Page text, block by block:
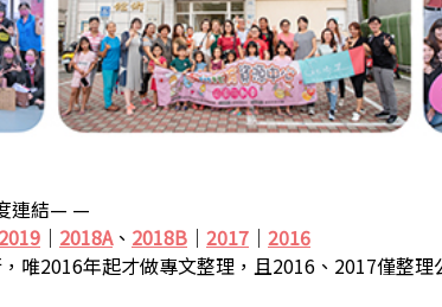
連結— —
2019 ｜ 2018A、 2018B ｜ 2017 ｜ 2016
唯2016年起才做專文整理，且2016、2017僅整理